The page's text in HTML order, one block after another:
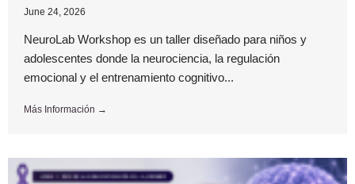
June 24, 2026
NeuroLab Workshop es un taller diseñado para niños y
adolescentes donde la neurociencia, la regulación
emocional y el entrenamiento cognitivo...
Más Información →